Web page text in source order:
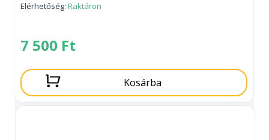
Elérhetőség: Raktáron
7 500 Ft
Kosárba